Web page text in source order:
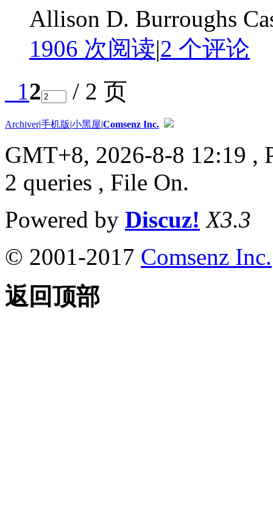
Allison D. Burroughs
1906 次阅读|2 个评论
12 / 2 页
Archiver|手机版|小黑屋|Comsenz Inc.
GMT+8, 2026-8-8 12:19 ,
2 queries , File On.
Powered by Discuz! X3.3
© 2001-2017 Comsenz Inc.
返回顶部